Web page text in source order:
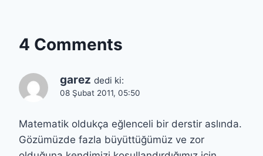
4 Comments
garez dedi ki:
08 Şubat 2011, 05:50
Matematik oldukça eğlenceli bir derstir aslında.
Gözümüzde fazla büyüttüğümüz ve zor